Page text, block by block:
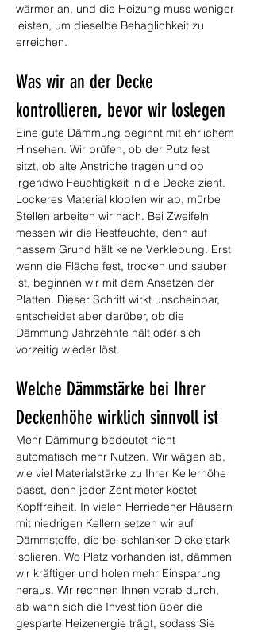
wärmer an, und die Heizung muss weniger
leisten, um dieselbe Behaglichkeit zu
erreichen.
Was wir an der Decke
kontrollieren, bevor wir loslegen
Eine gute Dämmung beginnt mit ehrlichem
Hinsehen. Wir prüfen, ob der Putz fest
sitzt, ob alte Anstriche tragen und ob
irgendwo Feuchtigkeit in die Decke zieht.
Lockeres Material klopfen wir ab, mürbe
Stellen arbeiten wir nach. Bei Zweifeln
messen wir die Restfeuchte, denn auf
nassem Grund hält keine Verklebung. Erst
wenn die Fläche fest, trocken und sauber
ist, beginnen wir mit dem Ansetzen der
Platten. Dieser Schritt wirkt unscheinbar,
entscheidet aber darüber, ob die
Dämmung Jahrzehnte hält oder sich
vorzeitig wieder löst.
Welche Dämmstärke bei Ihrer
Deckenhöhe wirklich sinnvoll ist
Mehr Dämmung bedeutet nicht
automatisch mehr Nutzen. Wir wägen ab,
wie viel Materialstärke zu Ihrer Kellerhöhe
passt, denn jeder Zentimeter kostet
Kopffreiheit. In vielen Herriedener Häusern
mit niedrigen Kellern setzen wir auf
Dämmstoffe, die bei schlanker Dicke stark
isolieren. Wo Platz vorhanden ist, dämmen
wir kräftiger und holen mehr Einsparung
heraus. Wir rechnen Ihnen vorab durch,
ab wann sich die Investition über die
gesparte Heizenergie trägt, sodass Sie